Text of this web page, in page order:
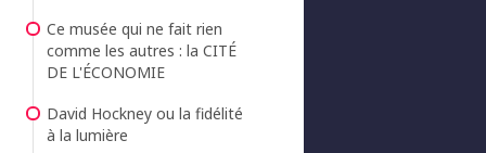
Ce musée qui ne fait rien
comme les autres : la CITÉ
DE L'ÉCONOMIE
David Hockney ou la fidélité
à la lumière